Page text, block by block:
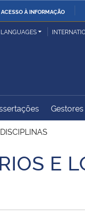
ACESSO À INFORMAÇÃO
das Relações
Geral da
do Brasil
LANGUAGES
E